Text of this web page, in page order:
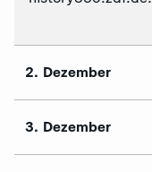
2. Dezember
3. Dezember